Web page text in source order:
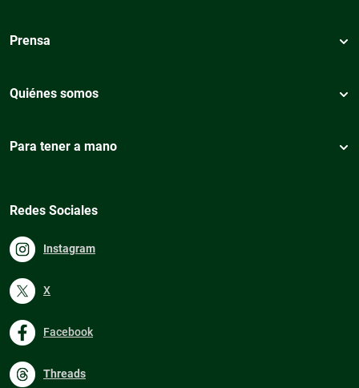
Prensa
Quiénes somos
Para tener a mano
Redes Sociales
Instagram
X
Facebook
Threads